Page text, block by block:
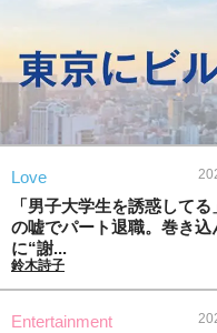
Love
「男子大学生を誘惑して
の嘘でパート退職。巻き込
に“謝...
鈴木詩子
Entertainment